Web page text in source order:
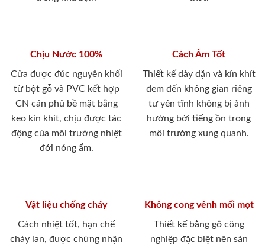
Chịu Nước 100%
Cửa được đúc nguyên khối
từ bột gỗ và PVC kết hợp
CN cán phủ bề mặt bằng
keo kín khít, chịu được tác
động của môi trường nhiệt
đới nóng ẩm.
Cách Âm Tốt
Thiết kế dày dặn và kín khít
đem đến không gian riêng
tư yên tĩnh không bị ảnh
hưởng bới tiếng ồn trong
môi trường xung quanh.
Vật liệu chống cháy
Cách nhiệt tốt, hạn chế
cháy lan, được chứng nhận
Không cong vênh mối mọt
Thiết kế bằng gỗ công
nghiệp đặc biệt nên sản